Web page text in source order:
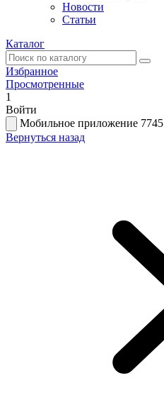
Новости
Статьи
Каталог
Избранное
Просмотренные
1
Войти
Мобильное приложение 7745
Вернуться назад